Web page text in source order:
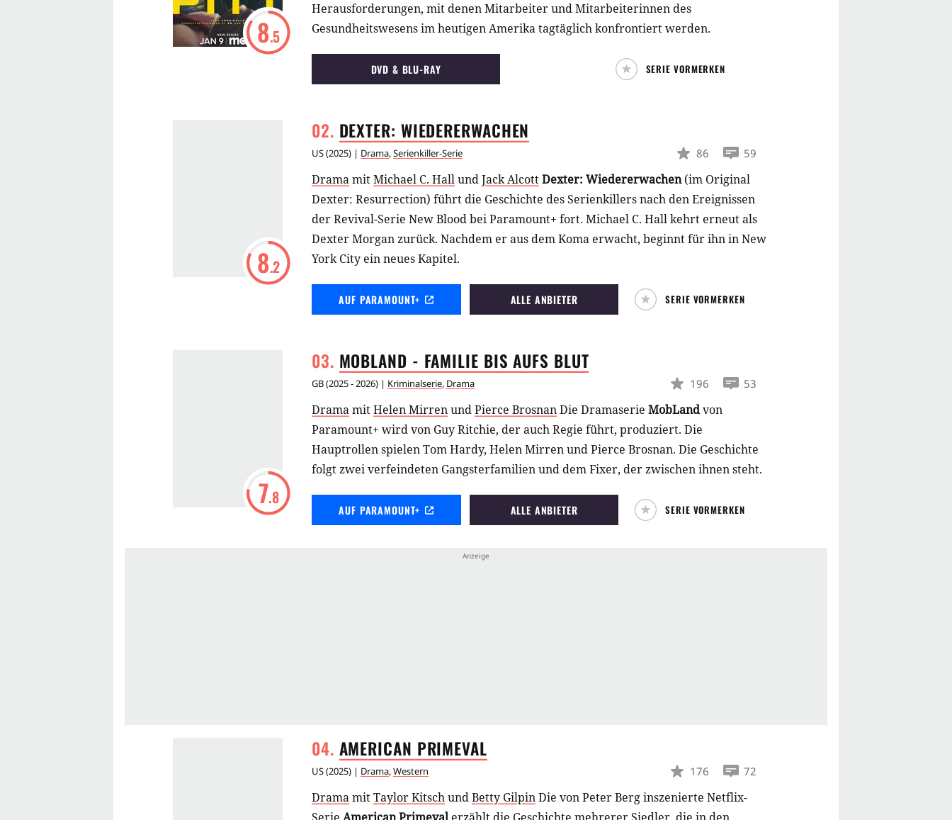
8.5
Herausforderungen, mit denen Mitarbeiter und Mitarbeiterinnen des
Gesundheitswesens im heutigen Amerika tagtäglich konfrontiert werden.
DVD & BLU-RAY SERIE VORMERKEN
DEXTER: WIEDERERWACHEN
US(2025) | Drama,Serienkiller-Serie
8.2
86 59
DramamitMichael C. HallundJack AlcottDexter: Wiedererwachen(im Original
Dexter: Resurrection) führt die Geschichte des Serienkillers nach den Ereignissen
der Revival-Serie New Blood bei Paramount+ fort. Michael C. Hall kehrt erneut als
Dexter Morgan zurück. Nachdem er aus dem Koma erwacht, beginnt für ihn in New
York City ein neues Kapitel.
AUF PARAMOUNT+ ALLE ANBIETER SERIE VORMERKEN
MOBLAND - FAMILIE BIS AUFS BLUT
GB(2025 - 2026) | Kriminalserie, Drama
7.8
196 53
DramamitHelen MirrenundPierce BrosnanDie Dramaserie MobLandvon
Paramount+ wird von Guy Ritchie, der auch Regie führt, produziert. Die
Hauptrollen spielen Tom Hardy, Helen Mirren und Pierce Brosnan. Die Geschichte
folgt zwei verfeindeten Gangsterfamilien und dem Fixer, der zwischen ihnen steht.
AUF PARAMOUNT+ ALLE ANBIETER SERIE VORMERKEN
AMERICAN PRIMEVAL
US(2025) | Drama,Western 176 72
DramamitTaylor KitschundBetty GilpinDie von Peter Berg inszenierte Netflix-